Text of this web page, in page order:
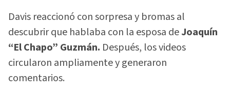
Davis reaccionó con sorpresa y bromas al
descubrir que hablaba con la esposa deJoaquín
“El Chapo” Guzmán. Después, los videos
circularon ampliamente y generaron
comentarios.